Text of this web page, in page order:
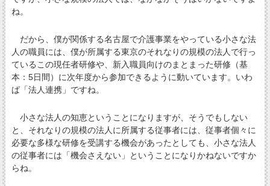
ね。
だから、僕が関係する名古屋で介護事業をやっている小さな法
人の職員には、僕が所属する東京のそれなりの規模の法人で行っ
ているこの現任者研修や、新入職員向けのまとまった研修（基
本：5日間）に次年度から参加できるように動いています。いわ
ば「法人連携」ですね。
小さな法人の知恵ということになりますが、そうでもしない
と、それなりの規模の法人に所属する従事者には、従事者個々に
必要な多様な研修を受講する機会があったとしても、小さな法人
の従事者には「機会さえない」ということになりかねないですか
らね。